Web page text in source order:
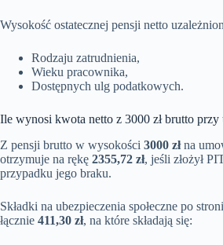
Wysokość ostatecznej pensji netto
Rodzaju zatrudnienia,
Wieku pracownika,
Dostępnych ulg podatkowych.
Ile wynosi kwota netto z 3000 zł brutto przy
Z pensji brutto w wysokości 3000 złna
otrzymuje na rękę 2355,72 zł, jeśli złożył
przypadku jego braku.
Składki na ubezpieczenia społeczne po
łącznie 411,30 zł, na które składają się: